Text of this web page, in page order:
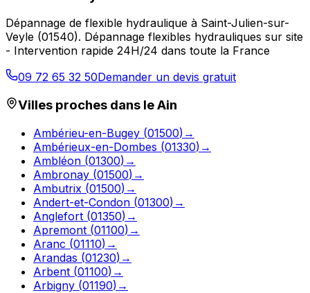
Dépannage de flexible hydraulique à Saint-Julien-sur-
Veyle (01540). Dépannage flexibles hydrauliques sur site
- Intervention rapide 24H/24 dans toute la France
09 72 65 32 50Demander un devis gratuit
Villes proches dans leAin
Ambérieu-en-Bugey (01500) →
Ambérieux-en-Dombes (01330) →
Ambléon (01300) →
Ambronay (01500) →
Ambutrix (01500) →
Andert-et-Condon (01300) →
Anglefort (01350) →
Apremont (01100) →
Aranc (01110) →
Arandas (01230) →
Arbent (01100) →
Arbigny (01190) →